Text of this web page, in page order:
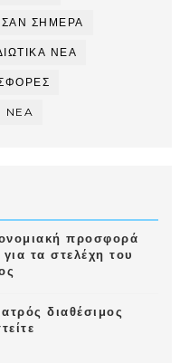
ΣΑΝ ΣΗΜΕΡΑ
ΝΕΑ
NEA
προσφορά
τα στελέχη του
διαθέσιμος